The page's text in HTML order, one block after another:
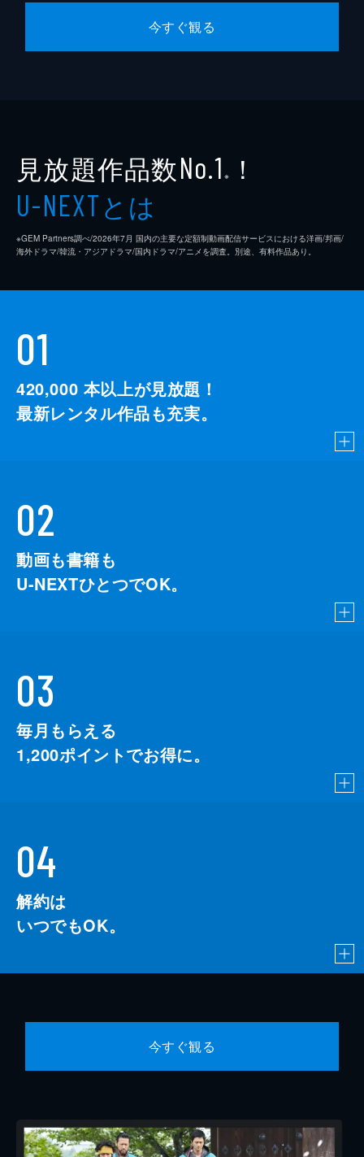
今すぐ観る
見放題作品数No.1 ※ ！
U-NEXTとは
※GEM Partners調べ/2026年7⽉ 国内の主要な定額制動画配信サービスにおける洋画/邦画/
海外ドラマ/韓流・アジアドラマ/国内ドラマ/アニメを調査。別途、有料作品あり。
01
420,000 本以上が見放題！
最新レンタル作品も充実。
02
動画も書籍も
U-NEXTひとつでOK。
03
毎月もらえる
1,200ポイントでお得に。
04
解約は
いつでもOK。
今すぐ観る